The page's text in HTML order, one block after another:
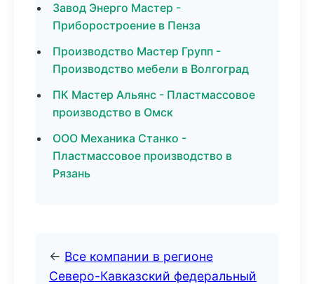
Завод Энерго Мастер -
Приборостроение в Пенза
Производство Мастер Групп -
Производство мебели в Волгоград
ПК Мастер Альянс - Пластмассовое
производство в Омск
ООО Механика Станко -
Пластмассовое производство в
Рязань
← Все компании в регионе
Северо-Кавказский федеральный